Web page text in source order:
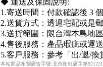
◆ 運送及保固說明:
1.寄送時間：付款確認後 3
2.送貨方式：透過宅配或是
3.送貨範圍：限台灣本島地
4.售後服務：產品瑕疵或運
5.客戶服務：參考「出/退/
本站商品相關廣告字號:北市衛粧廣字第